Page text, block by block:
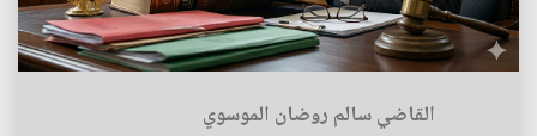
القاضي سالم روضان الموسوي